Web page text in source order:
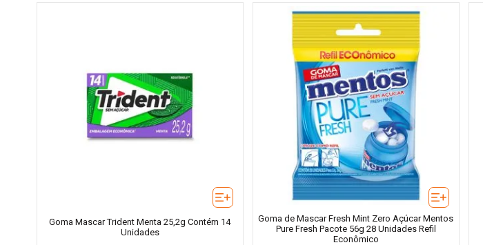
Goma Mascar Trident Menta 25,2g Contém 14
Unidades
Goma de Mascar Fresh Mint Zero Açúcar Mentos
Pure Fresh Pacote 56g 28 Unidades Refil
Econômico